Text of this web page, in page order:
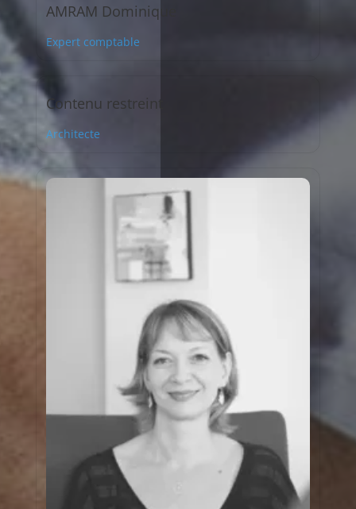
AMRAM Dominique
Expert comptable
Contenu restreint
Architecte